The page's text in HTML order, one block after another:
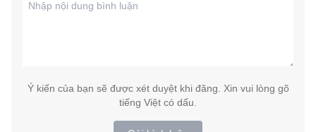
Ý kiến của bạn sẽ được xét duyệt khi đăng. Xin vui lòng gõ
tiếng Việt có dấu.